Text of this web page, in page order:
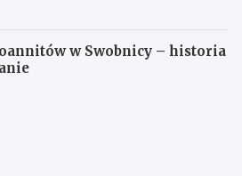
w Swobnicy – historia